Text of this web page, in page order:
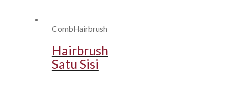
CombHairbrush
Hairbrush
Satu Sisi